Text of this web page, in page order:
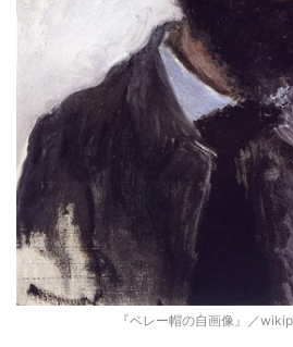
『ベレー帽の自画像』／